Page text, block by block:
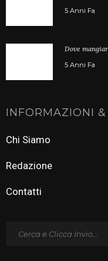
5 Anni Fa
Dove
5 Anni Fa
INFORMAZIONI
Chi Siamo
Redazione
Contatti